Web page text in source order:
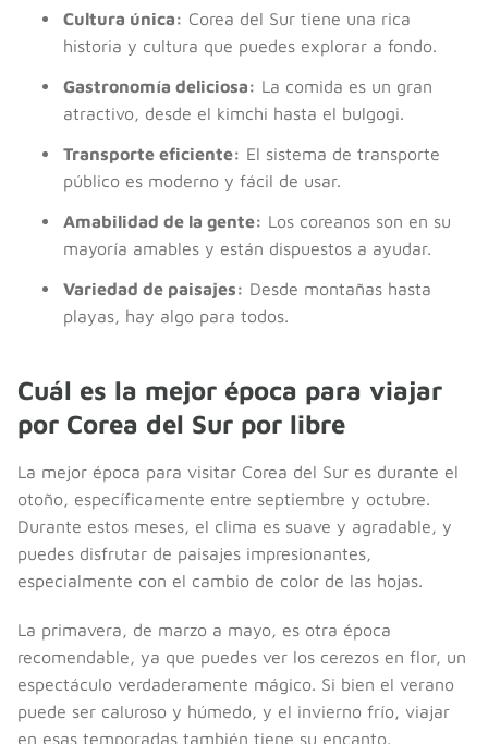
Cultura única: Corea del Sur tiene una rica
historia y cultura que puedes explorar a fondo.
Gastronomía deliciosa: La comida es un gran
atractivo, desde el kimchi hasta el bulgogi.
Transporte eficiente: El sistema de transporte
público es moderno y fácil de usar.
Amabilidad de la gente: Los coreanos son en su
mayoría amables y están dispuestos a ayudar.
Variedad de paisajes: Desde montañas hasta
playas, hay algo para todos.
Cuál es la mejor época para viajar
por Corea del Sur por libre
La mejor época para visitar Corea del Sur es durante el
otoño, específicamente entre septiembre y octubre.
Durante estos meses, el clima es suave y agradable, y
puedes disfrutar de paisajes impresionantes,
especialmente con el cambio de color de las hojas.
La primavera, de marzo a mayo, es otra época
recomendable, ya que puedes ver los cerezos en flor, un
espectáculo verdaderamente mágico. Si bien el verano
puede ser caluroso y húmedo, y el invierno frío, viajar
en esas temporadas también tiene su encanto.